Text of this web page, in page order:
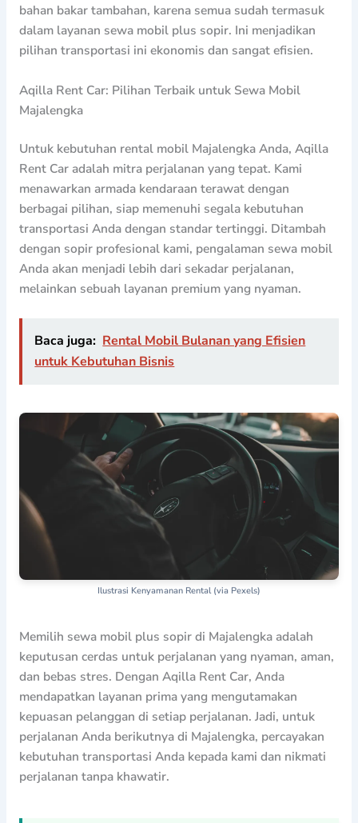
bahan bakar tambahan, karena semua sudah termasuk
dalam layanan sewa mobil plus sopir. Ini menjadikan
pilihan transportasi ini ekonomis dan sangat efisien.
Aqilla Rent Car: Pilihan Terbaik untuk Sewa Mobil
Majalengka
Untuk kebutuhan rental mobil Majalengka Anda, Aqilla
Rent Car adalah mitra perjalanan yang tepat. Kami
menawarkan armada kendaraan terawat dengan
berbagai pilihan, siap memenuhi segala kebutuhan
transportasi Anda dengan standar tertinggi. Ditambah
dengan sopir profesional kami, pengalaman sewa mobil
Anda akan menjadi lebih dari sekadar perjalanan,
melainkan sebuah layanan premium yang nyaman.
Baca juga: Rental Mobil Bulanan yang Efisien
untuk Kebutuhan Bisnis
Ilustrasi Kenyamanan Rental (via Pexels)
Memilih sewa mobil plus sopir di Majalengka adalah
keputusan cerdas untuk perjalanan yang nyaman, aman,
dan bebas stres. Dengan Aqilla Rent Car, Anda
mendapatkan layanan prima yang mengutamakan
kepuasan pelanggan di setiap perjalanan. Jadi, untuk
perjalanan Anda berikutnya di Majalengka, percayakan
kebutuhan transportasi Anda kepada kami dan nikmati
perjalanan tanpa khawatir.